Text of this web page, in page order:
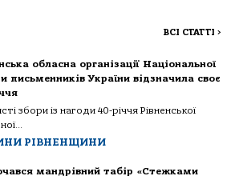
ВСІ СТАТТІ >
обласна організації Національної
письменників України відзначила своє
збори із нагоди 40-річчя Рівненської
РІВНЕНЩИНИ
мандрівний табір «Стежками